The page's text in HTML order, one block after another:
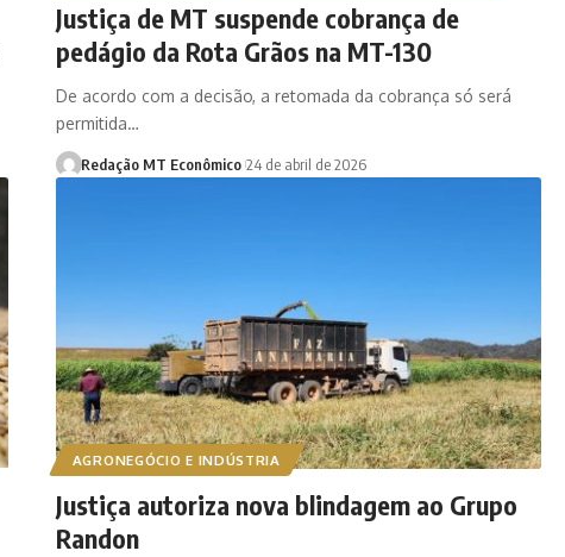
Justiça de MT suspende cobrança de
pedágio da Rota Grãos na MT-130
De acordo com a decisão, a retomada da cobrança só será
permitida…
Redação MT Econômico 24 de abril de 2026
AGRONEGÓCIO E INDÚSTRIA
Justiça autoriza nova blindagem ao Grupo
Randon